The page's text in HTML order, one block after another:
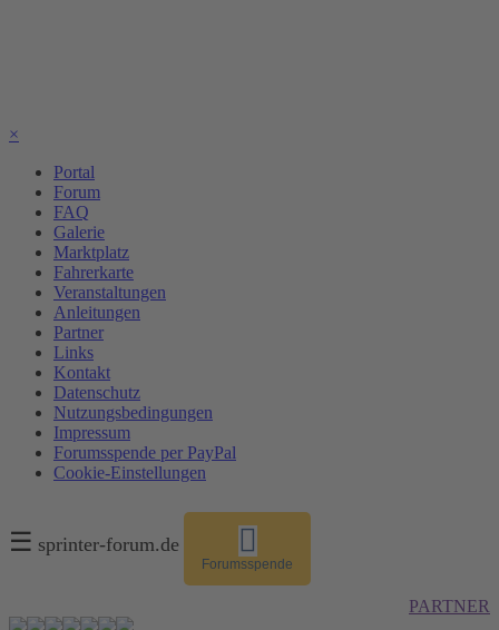
×
Portal
Forum
FAQ
Galerie
Marktplatz
Fahrerkarte
Veranstaltungen
Anleitungen
Partner
Links
Kontakt
Datenschutz
Nutzungsbedingungen
Impressum
Forumsspende per PayPal
Cookie-Einstellungen
☰ sprinter-forum.de
Forumsspende
PARTNER